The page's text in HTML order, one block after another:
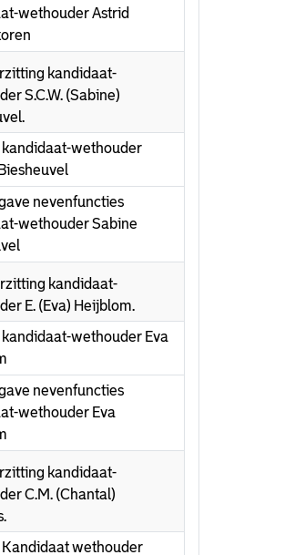
wethouder Astrid
kandidaat-
S.C.W. (Sabine)
kandidaat-wethouder
nevenfuncties
wethouder Sabine
kandidaat-
E. (Eva) Heijblom.
kandidaat-wethouder Eva
nevenfuncties
wethouder Eva
kandidaat-
C.M. (Chantal)
Kandidaat wethouder